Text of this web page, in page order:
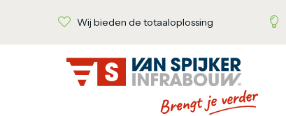
Wij bieden de totaaloplossing